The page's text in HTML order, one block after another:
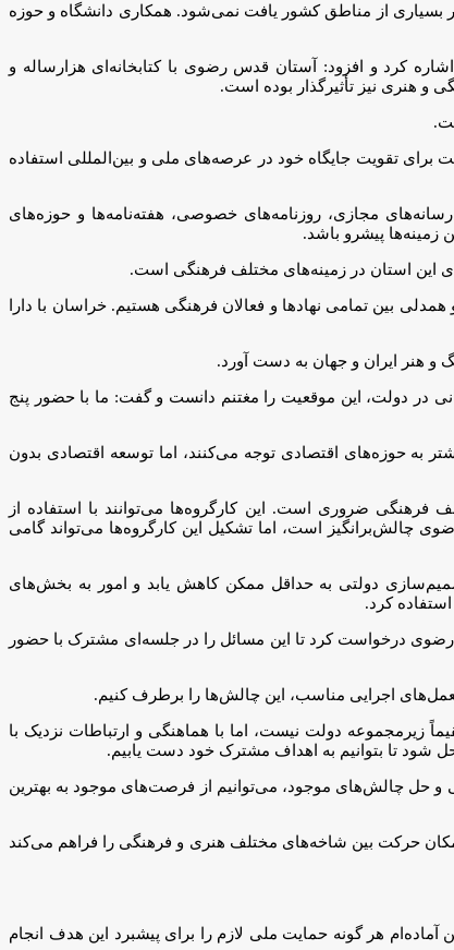
بسیاری از مناطق کشور یافت نمی‌شود. همکاری دانشگاه و حوزه
سابقه نزدیک به 1000 سال در تقویت فرهنگ و هنر خراسان اشاره کرد و افزود: آستان قدس رضوی با کتابخانه‌ای هزارساله و
تقویت جایگاه خود در عرصه‌های ملی و بین‌المللی استفاده
در خراسان اشاره کرد و گفت: روزنامه خراسان با 70 سال سابقه، خبرگزاری‌ها، رسانه‌های مجازی، روزنامه‌های خصوصی، هفته‌نامه‌ها و حوزه‌های
زمینه‌ها پیشرو باشد.
بین تمامی نهادها و فعالان فرهنگی هستیم. خراسان با دارا
و هنر ایران و جهان به دست آورد.
در دولت، این موقعیت را مغتنم دانست و گفت: ما با حضور پنج
به حوزه‌های اقتصادی توجه می‌کنند، اما توسعه اقتصادی بدون
ضروری است. این کارگروه‌ها می‌توانند با استفاده از
چالش‌برانگیز است، اما تشکیل این کارگروه‌ها می‌تواند گامی
دولتی به حداقل ممکن کاهش یابد و امور به بخش‌های
کرد.
رضوی درخواست کرد تا این مسائل را در جلسه‌ای مشترک با حضور
اجرایی مناسب، این چالش‌ها را برطرف کنیم.
زیرمجموعه دولت نیست، اما با هماهنگی و ارتباطات نزدیک با
شود تا بتوانیم به اهداف مشترک خود دست یابیم.
و حل چالش‌های موجود، می‌توانیم از فرصت‌های موجود به بهترین
حرکت بین شاخه‌های مختلف هنری و فرهنگی را فراهم می‌کند
هر گونه حمایت ملی لازم را برای پیشبرد این هدف انجام